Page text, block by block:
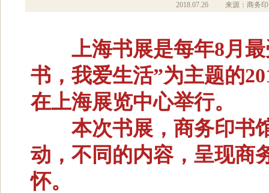
2018.07.26 来源：商务
上海书展是每年8月最
书，我爱生活”为主题的
在上海展览中心举行。
本次书展，商务印书馆
动，不同的内容，呈现商
怀。